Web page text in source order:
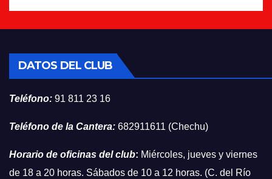
DATOS DEL CLUB
Teléfono: 91 811 23 16
Teléfono de la Cantera: 682911611 (Chechu)
Horario de oficinas del club: Miércoles, jueves y viernes
de 18 a 20 horas. Sábados de 10 a 12 horas. (C. del Río